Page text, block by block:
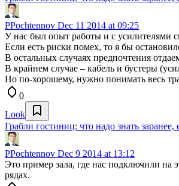
PPochtennov Dec 11 2014 at 09:25
У нас был опыт работы и с усилителями
Если есть риски помех, то я бы
В остальных случаях предпочтения
В крайнем случае – кабель и бустеры
Но по-хорошему, нужно понимать весь
0
Look
Грабли гостиниц: что надо знать
PPochtennov Dec 9 2014 at 13:12
Это пример зала, где нас подключили на
рядах.